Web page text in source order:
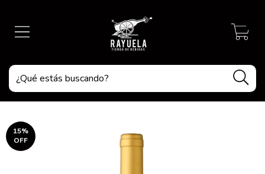
15%
OFF